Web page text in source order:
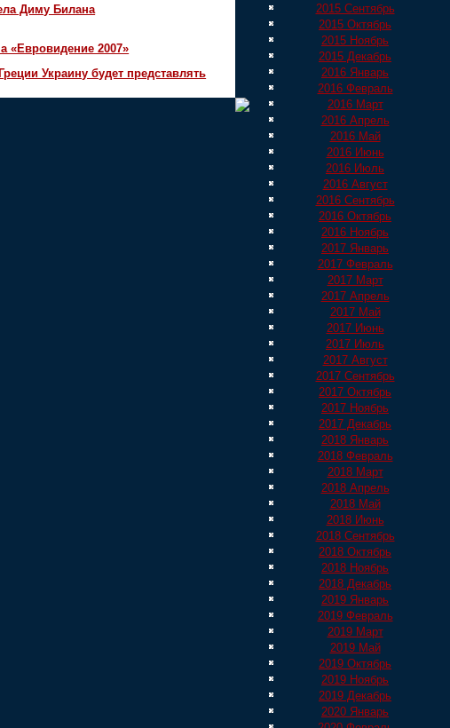
Диму Билана
«Евровидение 2007»
Украину будет представлять
2015 Сентябрь
2015 Октябрь
2015 Ноябрь
2015 Декабрь
2016 Январь
2016 Февраль
2016 Март
2016 Апрель
2016 Май
2016 Июнь
2016 Июль
2016 Август
2016 Сентябрь
2016 Октябрь
2016 Ноябрь
2017 Январь
2017 Февраль
2017 Март
2017 Апрель
2017 Май
2017 Июнь
2017 Июль
2017 Август
2017 Сентябрь
2017 Октябрь
2017 Ноябрь
2017 Декабрь
2018 Январь
2018 Февраль
2018 Март
2018 Апрель
2018 Май
2018 Июнь
2018 Сентябрь
2018 Октябрь
2018 Ноябрь
2018 Декабрь
2019 Январь
2019 Февраль
2019 Март
2019 Май
2019 Октябрь
2019 Ноябрь
2019 Декабрь
2020 Январь